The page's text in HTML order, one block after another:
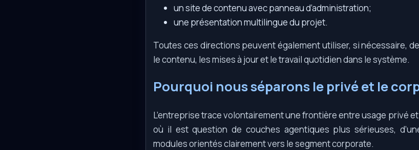
un site de contenu avec panneau d’administration;
une présentation multilingue du projet.
Toutes ces directions peuvent également utiliser, si nécessaire,
le contenu, les mises à jour et le travail quotidien dans le système.
Pourquoi nous séparons le privé et le
L’entreprise trace volontairement une frontière entre usage privé
où il est question de couches agentiques plus sérieuses,
modules orientés clairement vers le segment corporate.